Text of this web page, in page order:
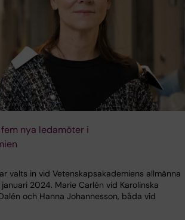
nya ledamöter i
valts in vid Vetenskapsakademiens allmänna
januari 2024. Marie Carlén vid Karolinska
och Hanna Johannesson, båda vid